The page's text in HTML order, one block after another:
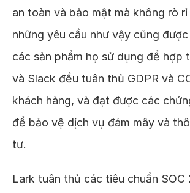
an toàn và bảo mật mà không rò
những yêu cầu như vậy cũng
các sản phẩm họ sử dụng để hợp
và Slack đều tuân thủ GDPR và
khách hàng, và đạt được các
để bảo vệ dịch vụ đám mây và
tư.
Lark tuân thủ các tiêu chuẩn SOC